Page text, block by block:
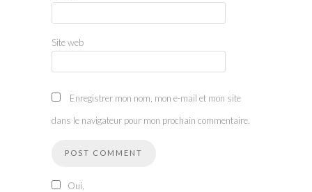
Site web
Enregistrer mon nom, mon e-mail et mon site
dans le navigateur pour mon prochain commentaire.
Oui,